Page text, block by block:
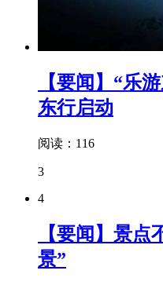
【要闻】“乐
东行启动
阅读：116
3
4
【要闻】景
景”